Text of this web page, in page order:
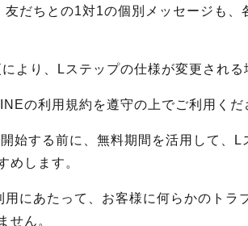
だちとの1対1の個別メッセージも、
より、Lステップの仕様が変更される
の利用規約を遵守の上でご利用くだ
始する前に、無料期間を活用して、L
めします。
にあたって、お客様に何らかのトラ
せん。